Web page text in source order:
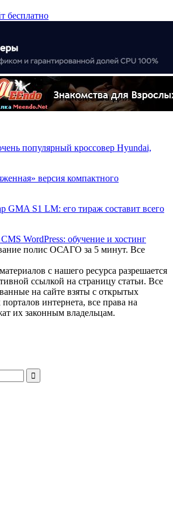
популярный кроссовер Hyundai,
версия компактного
GMA S1 LM: его тираж составит всего
полис ОСАГО за 5 минут. Все
с нашего ресурса разрешается
ссылкой на страницу статьи. Все
на сайте взяты с открытых
интернета, все права на
их законным владельцам.